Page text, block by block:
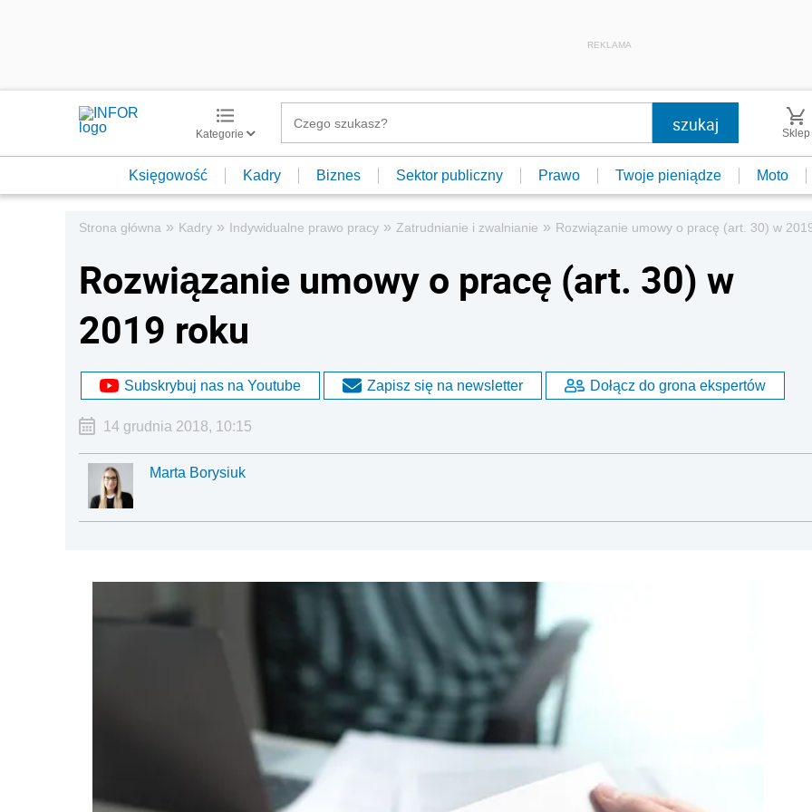
REKLAMA
Kategorie Sklep
Księgowość Kadry Biznes Sektor publiczny Prawo Twoje pieniądze Moto
Strona główna » Kadry » Indywidualne prawo pracy » Zatrudnianie i zwalnianie » Rozwiązanie umowy o pracę (art. 30) w
Rozwiązanie umowy o pracę (art. 30) w
2019 roku
Subskrybuj nas na Youtube Zapisz się na newsletter Dołącz do grona ekspertów
14 grudnia 2018, 10:15
Marta Borysiuk